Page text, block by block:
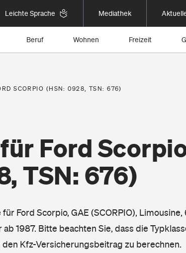
Leichte Sprache Mediathek
Beruf Wohnen Freizeit
SCORPIO (HSN: 0928, TSN: 676)
Ford
TSN: 676)
Ford Scorpio, GAE (SCORPIO), Limousine,
1987. Bitte beachten Sie, dass die
Kfz-Versicherungsbeitrag zu berechnen.